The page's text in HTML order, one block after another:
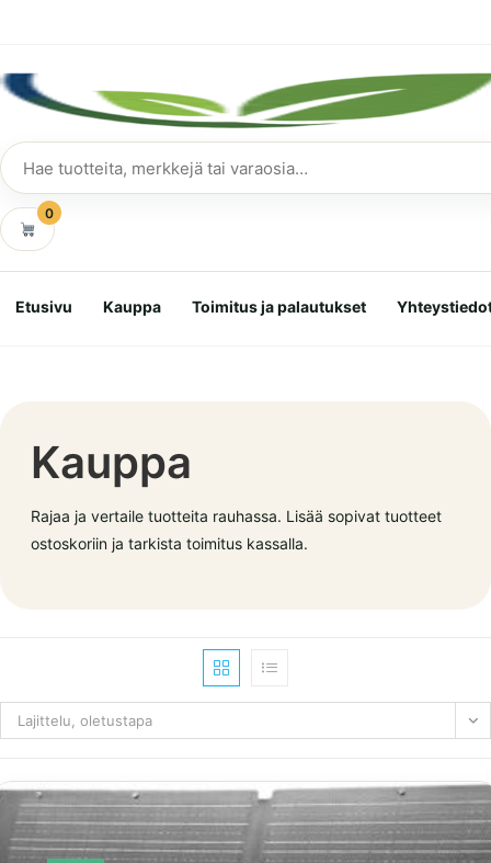
Hae
tuotteita
0
Etusivu Kauppa Toimitus ja palautukset
Kauppa
Rajaa ja vertaile tuotteita rauhassa. Lisää sopivat tuotteet
ostoskoriin ja tarkista toimitus kassalla.
Lajittelu, oletustapa